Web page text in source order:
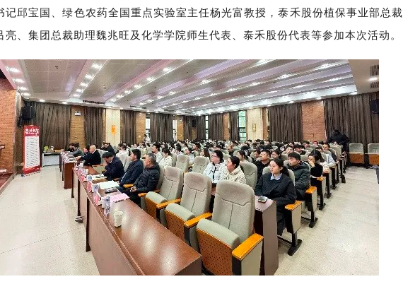
记邱宝国、绿色农药全国重点实验室主任杨光富教授，泰禾股份植保事业部总
、集团总裁助理魏兆旺及化学学院师生代表、泰禾股份代表等参加本次活动。